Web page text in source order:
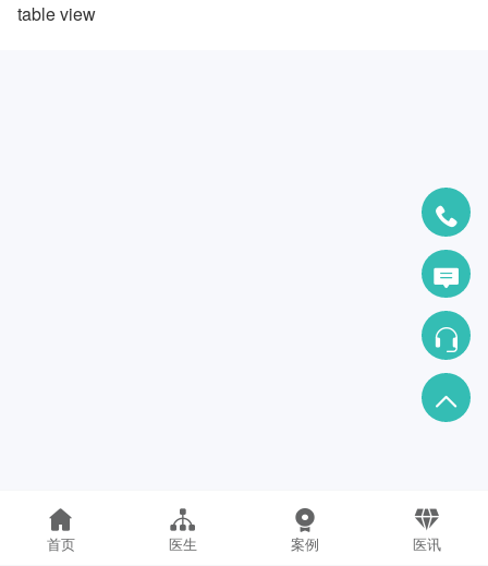
table view
首页 医生 案例 医讯